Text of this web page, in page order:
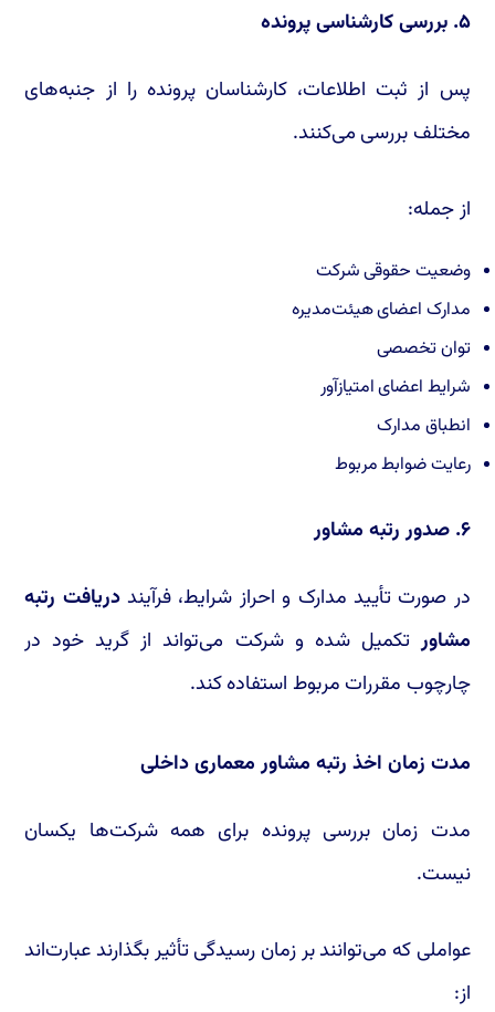
۵. بررسی کارشناسی پرونده
پس از ثبت اطلاعات، کارشناسان پرونده را از جنبه‌های
مختلف بررسی می‌کنند.
از جمله:
وضعیت حقوقی شرکت
مدارک اعضای هیئت‌مدیره
توان تخصصی
شرایط اعضای امتیازآور
انطباق مدارک
رعایت ضوابط مربوط
۶. صدور رتبه مشاور
در صورت تأیید مدارک و احراز شرایط، فرآینددریافت رتبه
مشاورتکمیل شده و شرکت می‌تواند از گرید خود در
چارچوب مقررات مربوط استفاده کند.
مدت زمان اخذ رتبه مشاور معماری داخلی
مدت زمان بررسی پرونده برای همه شرکت‌ها یکسان
نیست.
عواملی که می‌توانند بر زمان رسیدگی تأثیر بگذارند عبارت‌اند
از: